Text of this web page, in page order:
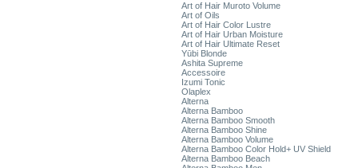
Art of Hair Muroto Volume
Art of Oils
Art of Hair Color Lustre
Art of Hair Urban Moisture
Art of Hair Ultimate Reset
Yūbi Blonde
Ashita Supreme
Accessoire
Izumi Tonic
Olaplex
Alterna
Alterna Bamboo
Alterna Bamboo Smooth
Alterna Bamboo Shine
Alterna Bamboo Volume
Alterna Bamboo Color Hold+ UV Shield
Alterna Bamboo Beach